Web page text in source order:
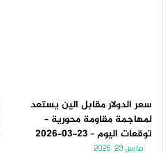
سعر الدولار مقابل الين يستعد
لمهاجمة مقاومة محورية –
توقعات اليوم – 23-03-2026
مارس 23, 2026